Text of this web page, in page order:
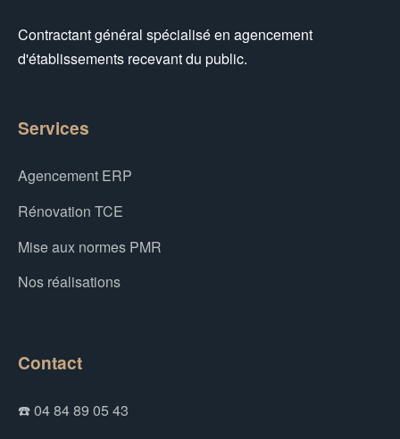
Contractant général spécialisé en agencement
d'établissements recevant du public.
Services
Agencement ERP
Rénovation TCE
Mise aux normes PMR
Nos réalisations
Contact
☎️ 04 84 89 05 43